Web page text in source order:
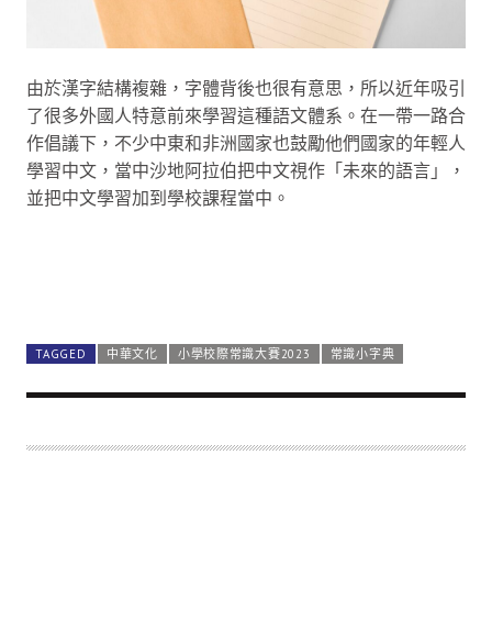
由於漢字結構複雜，字體背後也很有意思，所以近年吸引
了很多外國人特意前來學習這種語文體系。在一帶一路合
作倡議下，不少中東和非洲國家也鼓勵他們國家的年輕人
學習中文，當中沙地阿拉伯把中文視作「未來的語言」，
並把中文學習加到學校課程當中。
TAGGED 中華文化 小學校際常識大賽2023 常識小字典